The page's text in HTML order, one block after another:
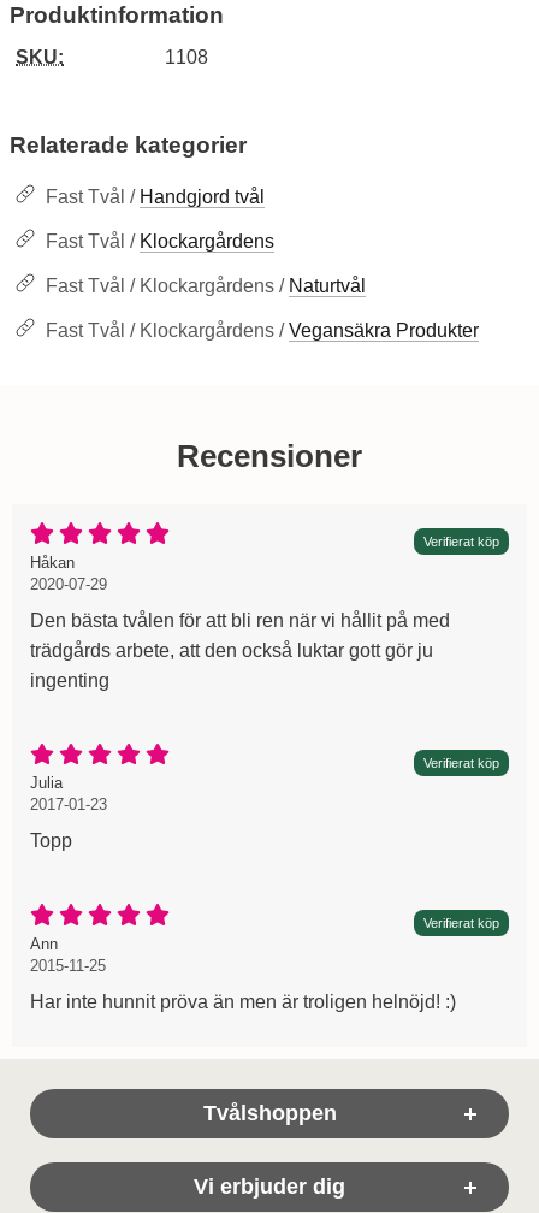
Produktinformation
SKU: 1108
Relaterade kategorier
Fast Tvål / Handgjord tvål
Fast Tvål / Klockargårdens
Fast Tvål / Klockargårdens / Naturtvål
Fast Tvål / Klockargårdens /Vegansäkra Produkter
Recensioner
Betyg: 5 Stjärnor av 5 Verifierat köp
Recension av:
Håkan, 2020-07-29
, 2020-07-29
2020-07-29
Den bästa tvålen för att bli ren när vi hållit på med
trädgårds arbete, att den också luktar gott gör ju
ingenting
Betyg: 5 Stjärnor av 5 Verifierat köp
Recension av:
Julia, 2017-01-23
, 2017-01-23
2017-01-23
Topp
Betyg: 5 Stjärnor av 5 Verifierat köp
Recension av:
Ann, 2015-11-25
, 2015-11-25
2015-11-25
Har inte hunnit pröva än men är troligen helnöjd! :)
Sidfot Blandad info och länkar
Tvålshoppen
Vi erbjuder dig